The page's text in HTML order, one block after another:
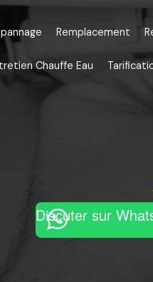
Remplacement
Chauffe Eau
Discuter sur